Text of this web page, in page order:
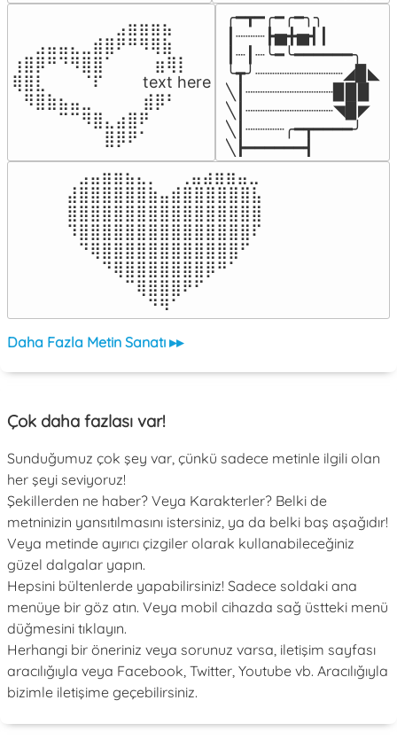
⠀⠀⠀⠀⠀⠀⠀⠀⠀⣠⣶⣶⣶⣦⠀⠀
⠀⠀⣠⣤⣤⣄⣀⣾⣿⠟⠛⠻⢿⣷⠀
⢰⣿⡿⠛⠙⠻⣿⣿⠁⠀⠀ ⠀⣶⢿⡇
⢿⣿⣇⠀⠀⠀⠈⠏⠀⠀⠀ text here
⠀⠻⣿⣷⣦⣤⣀⠀⠀⠀ ⠀⣾⡿⠃⠀
⠀⠀⠀⠀⠉⠉⠻⣿⣄⣴⣿⠟⠀⠀⠀
⠀⠀⠀⠀⠀⠀⠀⠀⣿⡿⠟⠁⠀⠀⠀
╭━┳━╭━╭━╮╮
┃┈┈┈┣▅╋▅┫┃
┃┈┃┈╰━╰━━━━━━╮
╰┳╯┈┈┈┈┈┈┈┈┈◢▉◣
╲┃┈┈┈┈┈┈┈┈┈▉▉▉
╲┃┈┈┈┈┈┈┈┈┈◥▉◤
╲┃┈┈┈┈╭━┳━━━━╯
╲┣━━━━━━┫﻿
⠀⣠⣤⣶⣶⣦⣄⡀  ⠀⢀⣤⣴⣶⣶⣤⣀⠀
⣼⣿⣿⣿⣿⣿⣿⣷⣤⣾⣿⣿⣿⣿⣿⣿⣧
⣿⣿⣿⣿⣿⣿⣿⣿⣿⣿⣿⣿⣿⣿⣿⣿⣿
⠹⣿⣿⣿⣿⣿⣿⣿⣿⣿⣿⣿⣿⣿⣿⣿⠏
⠀⠙⢿⣿⣿⣿⣿⣿⣿⣿⣿⣿⣿⣿⣿⠋⠀
⠀⠀⠀⠙⢿⣿⣿⣿⣿⣿⣿⣿⡿⠛⠁⠀⠀
⠀⠀⠀⠀⠀⠉⢿⣿⣿⣿⠟⠋⠀⠀⠀⠀⠀
⠀⠀⠀⠀⠀⠀⠀⠙⠻⠁⠀⠀⠀⠀⠀⠀⠀⠀⠀⠀⠀⠀⠀
Daha Fazla Metin Sanatı ▸▸
Çok daha fazlası var!
Sunduğumuz çok şey var, çünkü sadece metinle ilgili olan
her şeyi seviyoruz!
Şekillerden ne haber? Veya Karakterler? Belki de
metninizin yansıtılmasını istersiniz, ya da belki baş aşağıdır!
Veya metinde ayırıcı çizgiler olarak kullanabileceğiniz
güzel dalgalar yapın.
Hepsini bültenlerde yapabilirsiniz! Sadece soldaki ana
menüye bir göz atın. Veya mobil cihazda sağ üstteki menü
düğmesini tıklayın.
Herhangi bir öneriniz veya sorunuz varsa, iletişim sayfası
aracılığıyla veya Facebook, Twitter, Youtube vb. Aracılığıyla
bizimle iletişime geçebilirsiniz.